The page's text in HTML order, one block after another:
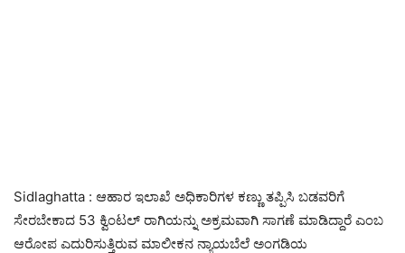
Sidlaghatta : ಆಹಾರ ಇಲಾಖೆ ಅಧಿಕಾರಿಗಳ ಕಣ್ಣು ತಪ್ಪಿಸಿ ಬಡವರಿಗೆ
ಸೇರಬೇಕಾದ 53 ಕ್ವಿಂಟಲ್ ರಾಗಿಯನ್ನು ಅಕ್ರಮವಾಗಿ ಸಾಗಣೆ ಮಾಡಿದ್ದಾರೆ ಎಂಬ
ಆರೋಪ ಎದುರಿಸುತ್ತಿರುವ ಮಾಲೀಕನ ನ್ಯಾಯಬೆಲೆ ಅಂಗಡಿಯ